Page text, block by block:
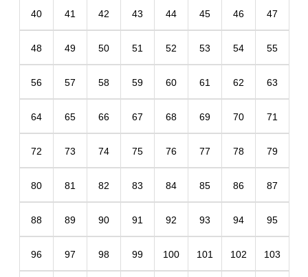
40 41 42 43 44 45 46 47
48 49 50 51 52 53 54 55
56 57 58 59 60 61 62 63
64 65 66 67 68 69 70 71
72 73 74 75 76 77 78 79
80 81 82 83 84 85 86 87
88 89 90 91 92 93 94 95
96 97 98 99 100 101 102 103